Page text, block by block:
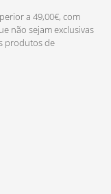
a 49,00€, com
não sejam exclusivas
produtos de